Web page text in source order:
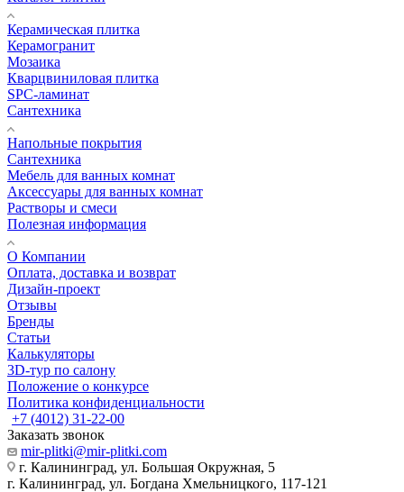
Керамическая плитка
Керамогранит
Мозаика
Кварцвиниловая плитка
SPC-ламинат
Сантехника
Напольные покрытия
Сантехника
Мебель для ванных комнат
Аксессуары для ванных комнат
Растворы и смеси
Полезная информация
О Компании
Оплата, доставка и возврат
Дизайн-проект
Отзывы
Бренды
Статьи
Калькуляторы
3D-тур по салону
Положение о конкурсе
Политика конфиденциальности
+7 (4012) 31-22-00
Заказать звонок
mir-plitki@mir-plitki.com
г. Калининград, ул. Большая Окружная, 5
г. Калининград, ул. Богдана Хмельницкого, 117-121